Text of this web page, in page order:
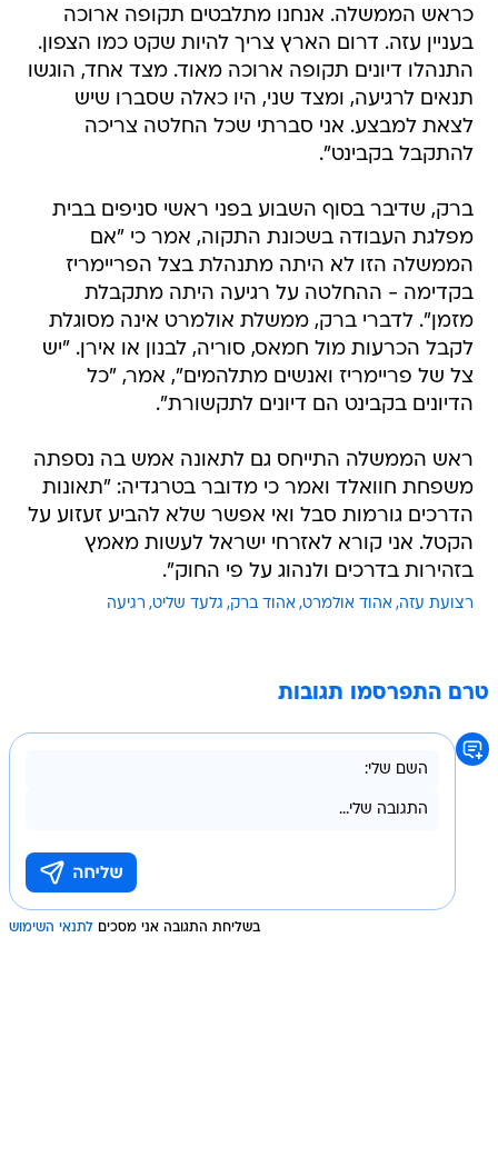
כראש הממשלה. אנחנו מתלבטים תקופה ארוכה
בעניין עזה. דרום הארץ צריך להיות שקט כמו הצפון.
התנהלו דיונים תקופה ארוכה מאוד. מצד אחד, הוגשו
תנאים לרגיעה, ומצד שני, היו כאלה שסברו שיש
לצאת למבצע. אני סברתי שכל החלטה צריכה
להתקבל בקבינט".
ברק, שדיבר בסוף השבוע בפני ראשי סניפים בבית
מפלגת העבודה בשכונת התקוה, אמר כי "אם
הממשלה הזו לא היתה מתנהלת בצל הפריימריז
בקדימה - ההחלטה על רגיעה היתה מתקבלת
מזמן". לדברי ברק, ממשלת אולמרט אינה מסוגלת
לקבל הכרעות מול חמאס, סוריה, לבנון או אירן. "יש
צל של פריימריז ואנשים מתלהמים", אמר, "כל
הדיונים בקבינט הם דיונים לתקשורת".
ראש הממשלה התייחס גם לתאונה אמש בה נספתה
משפחת חוואלד ואמר כי מדובר בטרגדיה: "תאונות
הדרכים גורמות סבל ואי אפשר שלא להביע זעזוע על
הקטל. אני קורא לאזרחי ישראל לעשות מאמץ
בזהירות בדרכים ולנהוג על פי החוק".
רצועת עזה אהוד אולמרט אהוד ברק גלעד שליט רגיעה
טרם התפרסמו תגובות
בשליחת התגובה אני מסכים לתנאי השימוש